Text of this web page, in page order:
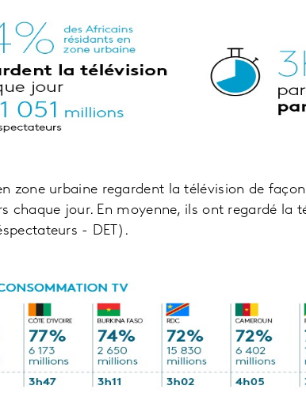
zone urbaine regardent la télévision de
chaque jour. En moyenne, ils ont regardé la
- DET).